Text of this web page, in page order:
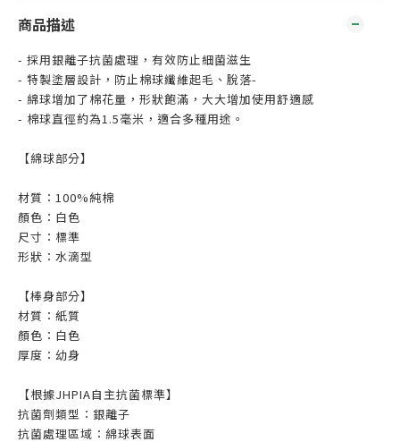
商品描述
- 採用銀離子抗菌處理，有效防止細菌滋生
- 特製塗層設計，防止棉球纖維起毛、脫落-
- 綿球增加了棉花量，形狀飽滿，大大增加使用舒適感
- 棉球直徑約為1.5毫米，適合多種用途。
【綿球部分】
材質：100%純棉
顏色：白色
尺寸：標準
形狀：水滴型
【棒身部分】
材質：紙質
顏色：白色
厚度：幼身
【根據JHPIA自主抗菌標準】
抗菌劑類型：銀離子
抗菌處理區域：綿球表面